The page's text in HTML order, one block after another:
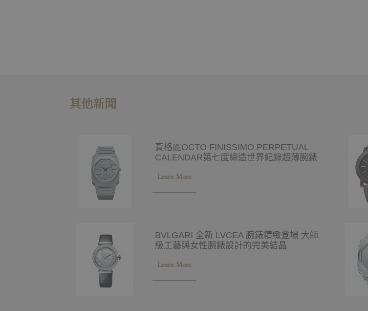
其他新聞
寶格麗OCTO FINISSIMO PERPETUAL
CALENDAR第七度締造世界紀錄超薄腕錶
Learn More
BVLGARI 全新 LVCEA 腕錶精緻登場 大師
級工藝與女性腕錶設計的完美結晶
Learn More